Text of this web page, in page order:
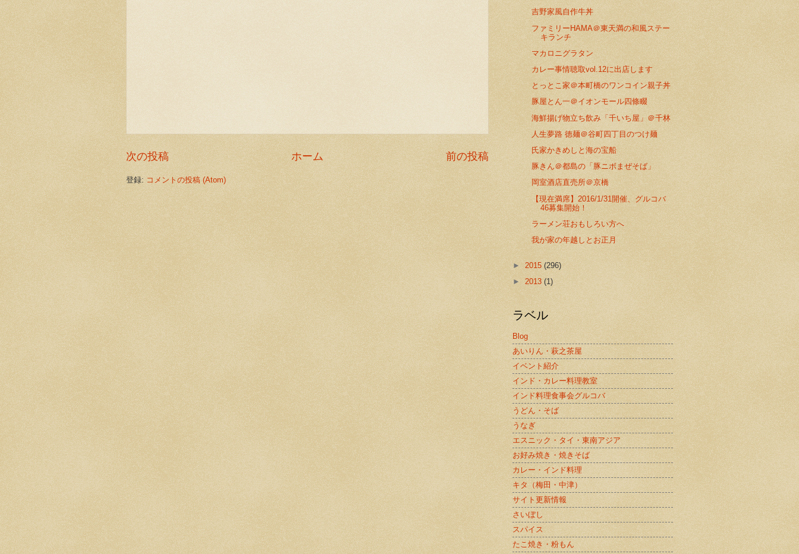
次の投稿 前の投稿
ホーム
登録: コメントの投稿 (Atom)
吉野家風自作牛丼
ファミリーHAMA＠東天満の和風ステー
キランチ
マカロニグラタン
カレー事情聴取vol.12に出店します
とっとこ家＠本町橋のワンコイン親子丼
豚屋とん一＠イオンモール四條畷
海鮮揚げ物立ち飲み「千いち屋」＠千林
人生夢路 徳麺＠谷町四丁目のつけ麺
氏家かきめしと海の宝船
豚きん＠都島の「豚ニボまぜそば」
岡室酒店直売所＠京橋
【現在満席】2016/1/31開催、グルコバ
46募集開始！
ラーメン荘おもしろい方へ
我が家の年越しとお正月
► 2015 (296)
► 2013 (1)
ラベル
Blog
あいりん・萩之茶屋
イベント紹介
インド・カレー料理教室
インド料理食事会グルコバ
うどん・そば
うなぎ
エスニック・タイ・東南アジア
お好み焼き・焼きそば
カレー・インド料理
キタ（梅田・中津）
サイト更新情報
さいぼし
スパイス
たこ焼き・粉もん